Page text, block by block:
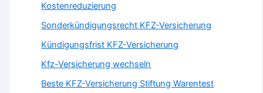
Kostenreduzierung
Sonderkündigungsrecht KFZ-Versicherung
Kündigungsfrist KFZ-Versicherung
Kfz-Versicherung wechseln
Beste KFZ-Versicherung Stiftung Warentest